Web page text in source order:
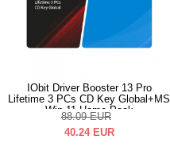
IObit Driver Booster 13 Pro
Lifetime 3 PCs CD Key Global+MS
Win 11 Home Pack
88.09 EUR
40.24 EUR